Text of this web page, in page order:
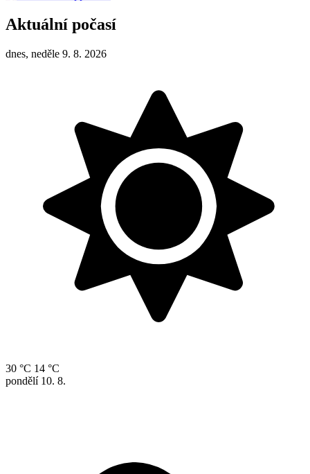
Aktuální počasí
dnes, neděle 9. 8. 2026
30 °C 14 °C
pondělí 10. 8.